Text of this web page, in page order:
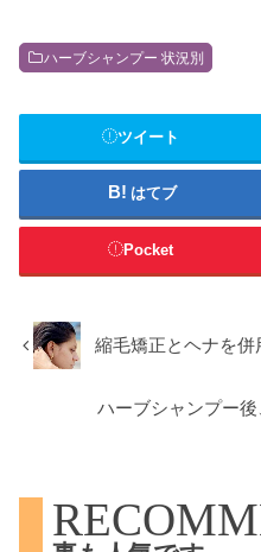
ハーブシャンプー 状況別
ツイート
はてブ
Pocket
縮毛矯正とヘナを併
ハーブシャンプー